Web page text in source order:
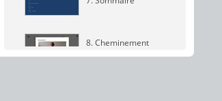
8. Cheminement
diagnostic